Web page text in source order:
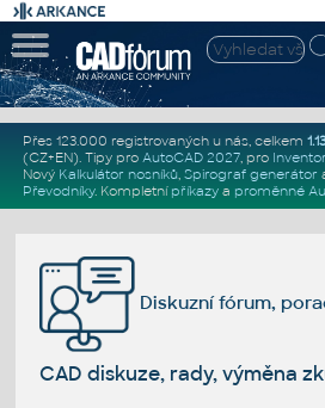
Přes 123.000 registrovaných u nás, celkem
(CZ+EN). Tipy pro AutoCAD 2027, pro
Nový Kalkulátor nosníků, Spirograf generátor
Převodníky. Kompletní příkazya proměnné
Diskuzní fórum,
CAD diskuze, rady, výměna